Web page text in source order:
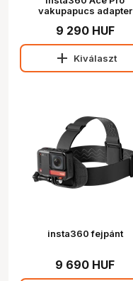
vakupapucs adapter
9 290 HUF
add Kiválaszt
insta360 fejpánt
9 690 HUF